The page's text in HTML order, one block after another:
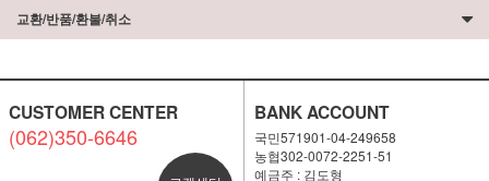
교환/반품/환불/취소
CUSTOMER CENTER
(062)350-6646
BANK ACCOUNT
국민571901-04-249658
농협302-0072-2251-51
예금주 : 김도형